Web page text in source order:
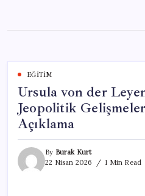
content
EĞITIM
Ursula von der
Jeopolitik
Açıklama
By Burak Kurt
22 Nisan 2026
1 Min Read